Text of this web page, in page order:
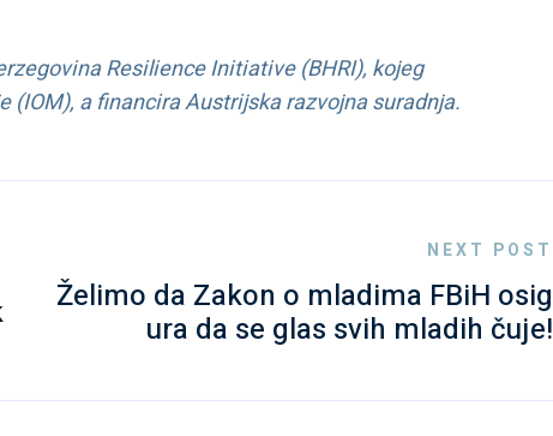
Resilience Initiative (BHRI), kojeg
a financira Austrijska razvojna suradnja.
NEXT POST
Želimo da Zakon o mladima FBiH osig
ura da se glas svih mladih čuje!